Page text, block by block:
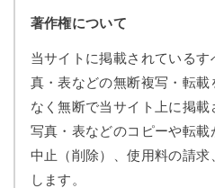
著作権について
当サイトに掲載されている
真・表などの無断複写・転
なく無断で当サイト上に掲載
写真・表などのコピーや転
中止（削除）、使用料の請求
します。